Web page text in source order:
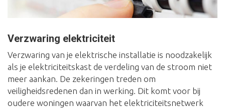
Verzwaring elektriciteit
Verzwaring van je elektrische installatie is noodzakelijk
als je elektriciteitskast de verdeling van de stroom niet
meer aankan. De zekeringen treden om
veiligheidsredenen dan in werking. Dit komt voor bij
oudere woningen waarvan het elektriciteitsnetwerk